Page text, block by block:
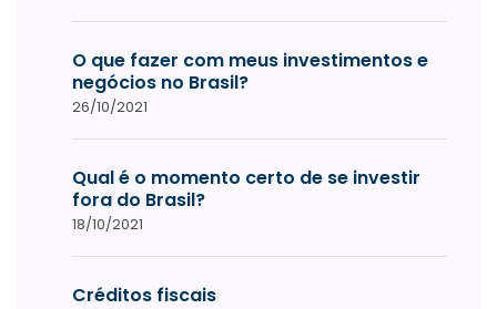
O que fazer com meus investimentos e
negócios no Brasil?
26/10/2021
Qual é o momento certo de se investir
fora do Brasil?
18/10/2021
Créditos fiscais